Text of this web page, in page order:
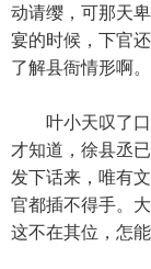
动请缨，可那天
宴的时候，下官
了解县衙情形啊。
叶小天叹了口
才知道，徐县丞
发下话来，唯有
官都插不得手。大
这不在其位，怎